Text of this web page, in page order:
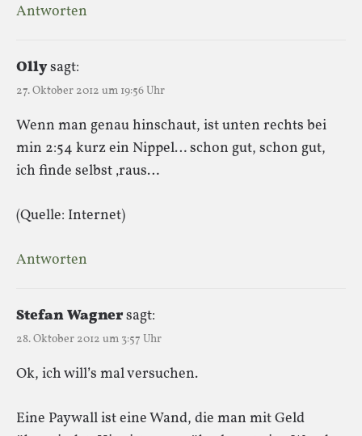
Antworten
Ollysagt:
27. Oktober 2012 um 19:56 Uhr
Wenn man genau hinschaut, ist unten rechts bei
min 2:54 kurz ein Nippel… schon gut, schon gut,
ich finde selbst ‚raus…
(Quelle: Internet)
Antworten
Stefan Wagnersagt:
28. Oktober 2012 um 3:57 Uhr
Ok, ich will’s mal versuchen.
Eine Paywall ist eine Wand, die man mit Geld